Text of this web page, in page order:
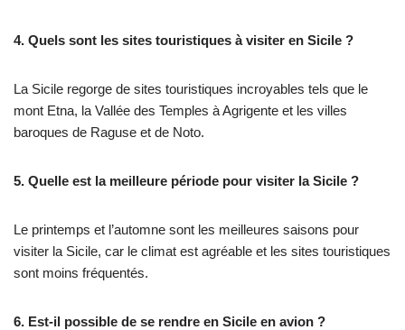
4. Quels sont les sites touristiques à visiter en Sicile ?
La Sicile regorge de sites touristiques incroyables tels que le
mont Etna, la Vallée des Temples à Agrigente et les villes
baroques de Raguse et de Noto.
5. Quelle est la meilleure période pour visiter la Sicile ?
Le printemps et l’automne sont les meilleures saisons pour
visiter la Sicile, car le climat est agréable et les sites touristiques
sont moins fréquentés.
6. Est-il possible de se rendre en Sicile en avion ?